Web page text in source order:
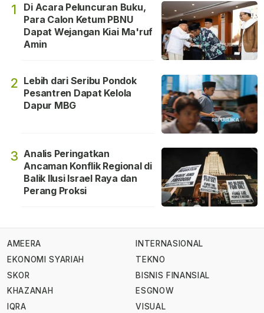
1
Di Acara Peluncuran Buku,
Para Calon Ketum PBNU
Dapat Wejangan Kiai Ma'ruf
Amin
2 Lebih dari Seribu Pondok
Pesantren Dapat Kelola
Dapur MBG
3 Analis Peringatkan
Ancaman Konflik Regional di
Balik Ilusi Israel Raya dan
Perang Proksi
AMEERA
EKONOMI SYARIAH
SKOR
KHAZANAH
IQRA
INTERNASIONAL
TEKNO
BISNIS FINANSIAL
ESGNOW
VISUAL